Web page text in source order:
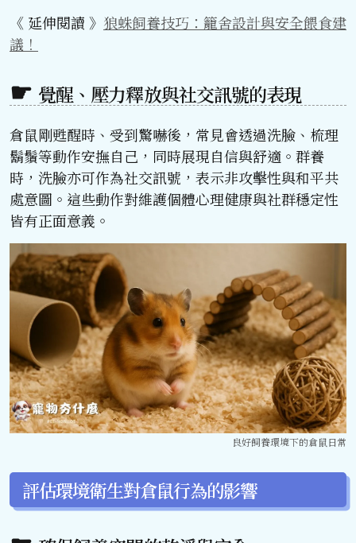
《 延伸閱讀 》 狼蛛飼養技巧：籠舍設計與安全餵食建
議！
覺醒、壓力釋放與社交訊號的表現
倉鼠剛甦醒時、受到驚嚇後，常見會透過洗臉、梳理
鬍鬚等動作安撫自己，同時展現自信與舒適。群養
時，洗臉亦可作為社交訊號，表示非攻擊性與和平共
處意圖。這些動作對維護個體心理健康與社群穩定性
皆有正面意義。
良好飼養環境下的倉鼠日常
評估環境衛生對倉鼠行為的影響